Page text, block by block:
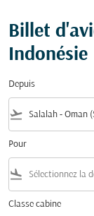
Billet
Indonésie
Depuis
flight_takeoff
Pour
flight_land
Classe cabine